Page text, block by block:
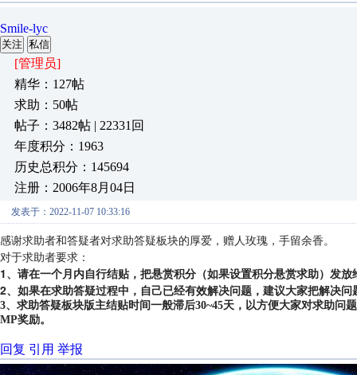
Smile-lyc
关注 私信
[管理员]
精华：127帖
求助：50帖
帖子：3482帖 | 22331回
年度积分：1963
历史总积分：145694
注册：2006年8月04日
发表于：2022-11-07 10:33:16
感谢求助者和答疑者对求助答疑板块的厚爱，赠人玫瑰，手留余香。
对于求助者要求：
1、请在一个月内自行结贴，把悬赏积分（如果设置积分悬赏求助）发放
2、如果在求助答疑过程中，自己已经有效解决问题，建议大家把解决
3、求助答疑板块版主结贴时间一般滞后30~45天，以方便大家对求助
MP奖励。
回复 引用 举报